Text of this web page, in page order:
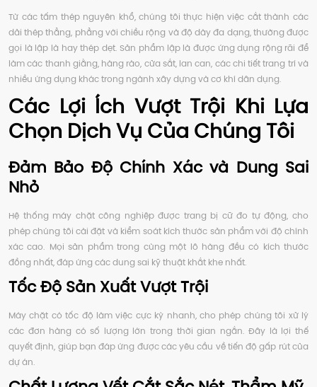
Từ các tấm thép nguyên khổ, chúng tôi thực hiện việc cắt thành các
dải thép thẳng, phẳng với chiều rộng và độ dày đa dạng, thường được
gọi là lập là hay thép dẹt. Sản phẩm lập là được ứng dụng rộng rãi để
làm các thanh giằng, hàng rào, cửa sắt, lan can, các chi tiết trang trí và
nhiều ứng dụng khác trong ngành xây dựng và cơ khí dân dụng.
Các Lợi Ích Vượt Trội Khi Lựa
Chọn Dịch Vụ Của Chúng Tôi
Đảm Bảo Độ Chính Xác và Dung Sai
Nhỏ
Hệ thống máy chặt công nghiệp được trang bị cữ đo tự động, cho
phép chúng tôi cài đặt và kiểm soát kích thước sản phẩm với độ chính
xác cao. Mọi sản phẩm trong cùng một lô hàng đều có kích thước
đồng nhất, đáp ứng các dung sai kỹ thuật khắt khe nhất.
Tốc Độ Sản Xuất Vượt Trội
Máy chặt có tốc độ làm việc cực kỳ nhanh, cho phép chúng tôi xử lý
các đơn hàng có số lượng lớn trong thời gian ngắn. Đây là lợi thế
quyết định, giúp bạn đáp ứng được các yêu cầu về tiến độ gấp rút của
dự án.